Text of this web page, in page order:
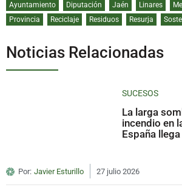
Ayuntamiento Diputación Jaén Linares
Provincia
Reciclaje Residuos Resurja
Noticias Relacionadas
SUCESOS
La larga
incendio en
España
Por: Javier Esturillo 27 julio 2026